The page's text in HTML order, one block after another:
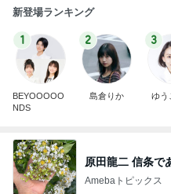
新登場ランキング
1
BEYOOOOO
NDS
2
島倉りか
3
ゆう
原田龍二 信条で
Amebaトピックス